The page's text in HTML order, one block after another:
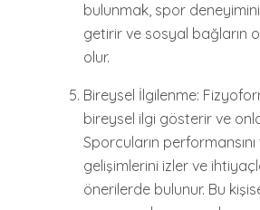
bulunmak, spor
getirir ve sosyal bağların
olur.
Bireysel İlgilenme:
bireysel ilgi gösterir ve
Sporcuların
gelişimlerini izler ve
önerilerde bulunur. Bu